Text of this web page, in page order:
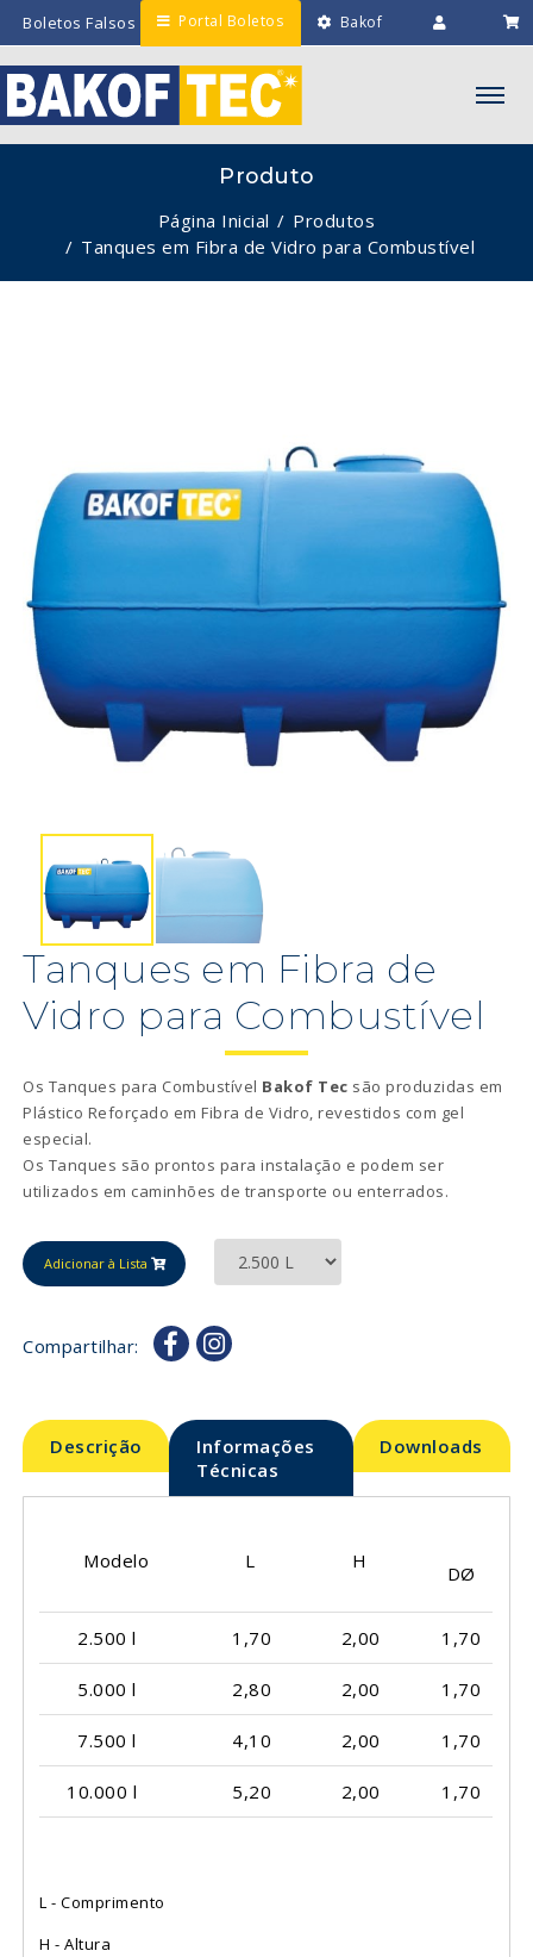
Boletos Falsos Portal Boletos Bakof
Engenharia
Produto
Página Inicial
Produtos
Tanques em Fibra de Vidro para Combustível
‹ ›
Tanques em Fibra de
Vidro para Combustível
Os Tanques para Combustível Bakof Tec são produzidas em
Plástico Reforçado em Fibra de Vidro, revestidos com gel
especial.
Os Tanques são prontos para instalação e podem ser
utilizados em caminhões de transporte ou enterrados.
Adicionar à Lista
Compartilhar:
Descrição
Informações
Técnicas
Downloads
Modelo L H
DØ
2.500 l 1,70 2,00 1,70
5.000 l 2,80 2,00 1,70
7.500 l 4,10 2,00 1,70
10.000 l 5,20 2,00 1,70
L - Comprimento
H - Altura